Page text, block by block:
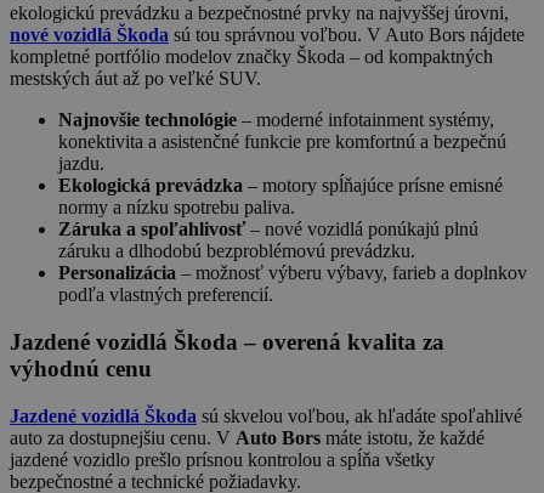
ekologickú prevádzku a bezpečnostné prvky na najvyššej úrovni,
nové vozidlá Škoda sú tou správnou voľbou. V Auto Bors nájdete
kompletné portfólio modelov značky Škoda – od kompaktných
mestských áut až po veľké SUV.
Najnovšie technológie – moderné infotainment systémy,
konektivita a asistenčné funkcie pre komfortnú a bezpečnú
jazdu.
Ekologická prevádzka – motory spĺňajúce prísne emisné
normy a nízku spotrebu paliva.
Záruka a spoľahlivosť – nové vozidlá ponúkajú plnú
záruku a dlhodobú bezproblémovú prevádzku.
Personalizácia – možnosť výberu výbavy, farieb a doplnkov
podľa vlastných preferencií.
Jazdené vozidlá Škoda – overená kvalita za
výhodnú cenu
Jazdené vozidlá Škoda sú skvelou voľbou, ak hľadáte spoľahlivé
auto za dostupnejšiu cenu. V Auto Bors máte istotu, že každé
jazdené vozidlo prešlo prísnou kontrolou a spĺňa všetky
bezpečnostné a technické požiadavky.